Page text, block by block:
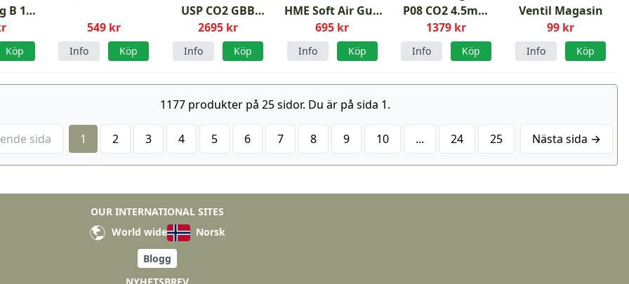
B 12
Köp
549 kr
Info Köp
USP CO2 GBB
Luftpistol 4,5 mm
2695 kr
Info Köp
HME Soft Air Gun
Fjäder
695 kr
Info Köp
P08 CO2 4.5mm
luftpistol
1379 kr
Info Köp
Ventil Magasin
99 kr
Info Köp
1177 produkter på 25 sidor. Du är på sida 1.
sida 1 2 3 4 5 6 7 8 9 10 ... 24 25 Nästa sida →
OUR INTERNATIONAL SITES
World wide
Norsk
Blogg